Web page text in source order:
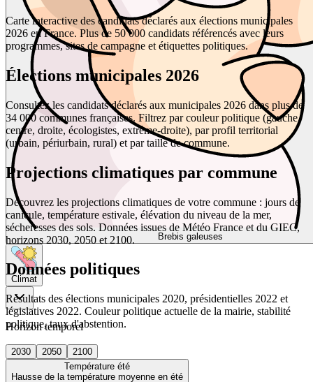
Brebis galeuses
Climat
Horizon temporel
2030 2050
2100
Température été
Hausse de la température moyenne en été
Carte interactive des candidats déclarés aux élections municipales
2026 en France. Plus de 50 000 candidats référencés avec leurs
programmes, sites de campagne et étiquettes politiques.
Élections municipales 2026
Consultez les candidats déclarés aux municipales 2026 dans plus de
34 000 communes françaises. Filtrez par couleur politique (gauche,
centre, droite, écologistes, extrême-droite), par profil territorial
(urbain, périurbain, rural) et par taille de commune.
Projections climatiques par commune
Découvrez les projections climatiques de votre commune : jours de
canicule, température estivale, élévation du niveau de la mer,
sécheresses des sols. Données issues de Météo France et du GIEC,
horizons 2030, 2050 et 2100.
Données politiques
Résultats des élections municipales 2020, présidentielles 2022 et
législatives 2022. Couleur politique actuelle de la mairie, stabilité
politique, taux d'abstention.